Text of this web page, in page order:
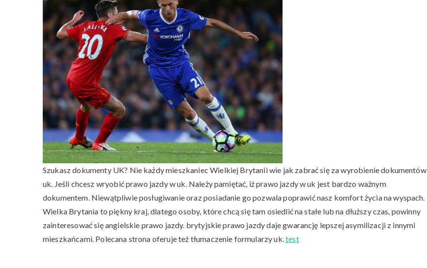
Szukasz dokumenty UK? Nie każdy mieszkaniec Wielkiej Brytanii wie jak zabrać się za wyrobienie dokumentów
uk. Jeśli chcesz wryobić prawo jazdy w uk. Należy pamiętać, iż prawo jazdy w uk jest bardzo ważnym
dokumentem. Niewątpliwie posługiwanie oraz posiadanie go pozwala poprawić nasz komfort życia na wyspach.
Wielka Brytania to piękny kraj, dlatego osoby, które chcą się tam osiedlić na stałe lub na dłuższy czas, powinny
zainteresować się angielskie prawo jazdy. brytyjskie prawo jazdy daje gwarancję lepszej asymilizacji z innymi
mieszkańcami. Polecana strona oferuje też tłumaczenie formularzy uk.test